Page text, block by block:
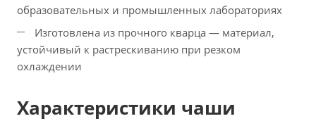
образовательных и промышленных лабораториях
Изготовлена из прочного кварца — материал,
устойчивый к растрескиванию при резком
охлаждении
Характеристики чаши